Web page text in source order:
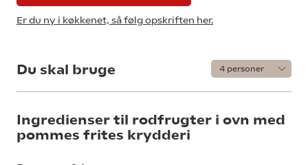
Er du ny i køkkenet, så følg opskriften her.
Du skal bruge
Ingredienser til rodfrugter i ovn med
pommes frites krydderi